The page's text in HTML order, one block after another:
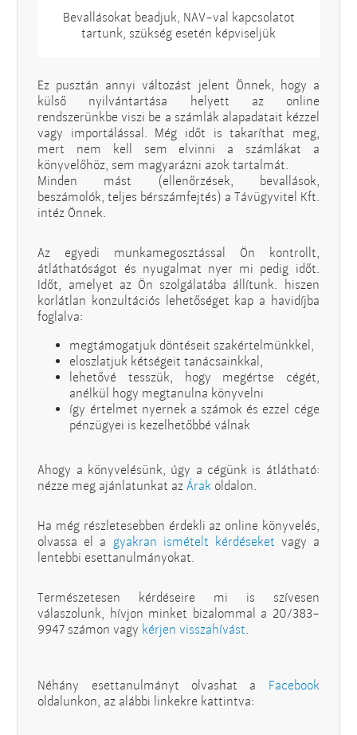
Bevallásokat beadjuk, NAV-val kapcsolatot
tartunk, szükség esetén képviseljük
Ez pusztán annyi változást jelent Önnek, hogy a
külső nyilvántartása helyett az online
rendszerünkbe viszi be a számlák alapadatait kézzel
vagy importálással. Még időt is takaríthat meg,
mert nem kell sem elvinni a számlákat a
könyvelőhöz, sem magyarázni azok tartalmát.
Minden mást (ellenőrzések, bevallások,
beszámolók, teljes bérszámfejtés) a Távügyvitel Kft.
intéz Önnek.
Az egyedi munkamegosztással Ön kontrollt,
átláthatóságot és nyugalmat nyer mi pedig időt.
Időt, amelyet az Ön szolgálatába állítunk. hiszen
korlátlan konzultációs lehetőséget kap a havidíjba
foglalva:
megtámogatjuk döntéseit szakértelmünkkel,
eloszlatjuk kétségeit tanácsainkkal,
lehetővé tesszük, hogy megértse cégét,
anélkül hogy megtanulna könyvelni
így értelmet nyernek a számok és ezzel cége
pénzügyei is kezelhetőbbé válnak
Ahogy a könyvelésünk, úgy a cégünk is átlátható:
nézze meg ajánlatunkat azÁrak oldalon.
Ha még részletesebben érdekli az online könyvelés,
olvassa el a gyakran ismételt kérdéseket vagy a
lentebbi esettanulmányokat.
Természetesen kérdéseire mi is szívesen
válaszolunk, hívjon minket bizalommal a 20/383-
9947 számon vagy kérjen visszahívást.
Néhány esettanulmányt olvashat a Facebook
oldalunkon, az alábbi linkekre kattintva: